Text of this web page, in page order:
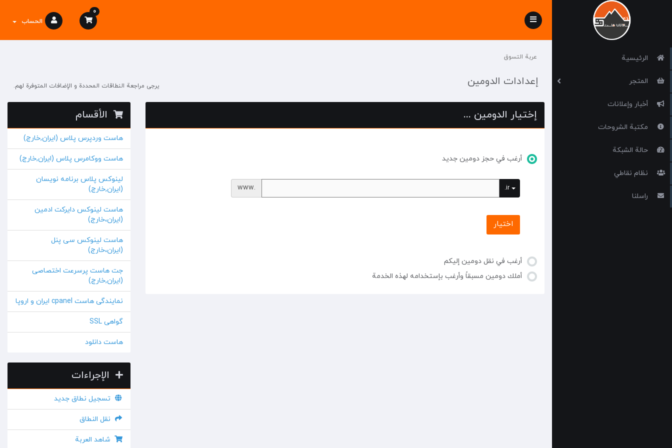
Toggle
navigation
0
الحساب
الرئيسية
المتجر
أخبار وإعلانات
مكتبة الشروحات
حالة الشبكة
نظام نقاطي
راسلنا
عربة التسوق
إعدادات الدومين يرجى مراجعة النطاقات المحددة و الإضافات المتوفرة لهم.
إختيار الدومين ...
أرغب في حجز دومين جديد
www. .ir
اختيار
أرغب في نقل دومين إليكم
أملك دومين مسبقاً وأرغب بإستخدامه لهذه الخدمة
الأقسام
هاست وردپرس پلاس (ایران,خارج)
هاست ووکامرس پلاس (ایران,خارج)
لینوکس پلاس برنامه نویسان
(ایران,خارج)
هاست لینوکس دایرکت ادمین
(ایران،خارج)
هاست لینوکس سی پنل
(ایران،خارج)
جت هاست پرسرعت اختصاصی
(ایران,خارج)
نمایندگی هاست cpanel ایران و اروپا
گواهی SSL
هاست دانلود
الإجراءات
تسجيل نطاق جديد
نقل النطاق
شاهد العربة